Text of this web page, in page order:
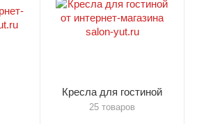
Кресла для гостиной
25 товаров